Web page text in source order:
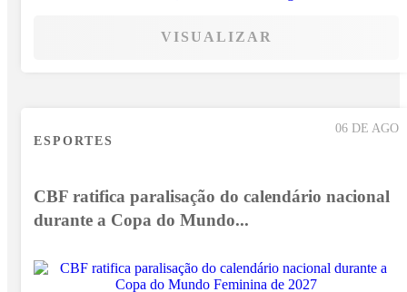
VISUALIZAR
06 DE AGO
ESPORTES
CBF ratifica paralisação do calendário nacional
durante a Copa do Mundo...